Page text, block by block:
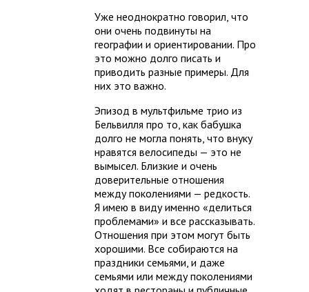
Уже неоднократно говорил, что
они очень подвинуты на
географии и ориентировании. Про
это можно долго писать и
приводить разные примеры. Для
них это важно.
Эпизод в мультфильме трио из
Бельвилля про то, как бабушка
долго не могла понять, что внуку
нравятся велосипеды — это не
вымысел. Близкие и очень
доверительные отношения
между поколениями — редкость.
Я имею в виду именно «делиться
проблемами» и все рассказывать.
Отношения при этом могут быть
хорошими. Все собираются на
праздники семьями, и даже
семьями или между поколениями